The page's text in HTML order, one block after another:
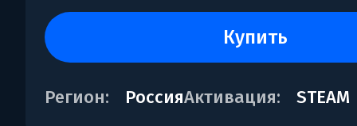
купить
Регион: РоссияАктивация: STEAM